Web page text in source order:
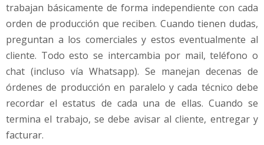
trabajan básicamente de forma independiente con cada
orden de producción que reciben. Cuando tienen dudas,
preguntan a los comerciales y estos eventualmente al
cliente. Todo esto se intercambia por mail, teléfono o
chat (incluso vía Whatsapp). Se manejan decenas de
órdenes de producción en paralelo y cada técnico debe
recordar el estatus de cada una de ellas. Cuando se
termina el trabajo, se debe avisar al cliente, entregar y
facturar.